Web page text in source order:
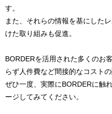
す。
また、それらの情報を基にした
けた取り組みも促進。
BORDERを活用された多くのお
らず人件費など間接的なコスト
ぜひ一度、実際にBORDERに触
ージしてみてください。